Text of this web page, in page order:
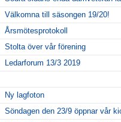
Välkomna till säsongen 19/20!
Årsmötesprotokoll
Stolta över vår förening
Ledarforum 13/3 2019
Ny lagfoton
Söndagen den 23/9 öppnar vår